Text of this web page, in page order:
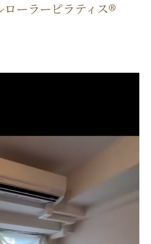
ローラーピラティス®︎